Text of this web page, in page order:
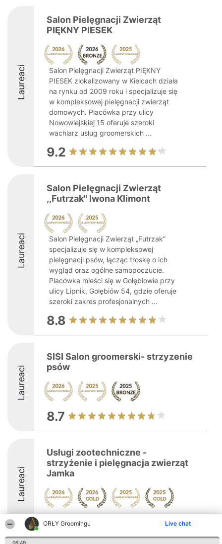
ORŁY Groomingu Live chat
06:49
Laureaci
Salon Pielęgnacji Zwierząt
PIĘKNY PIESEK
Salon Pielęgnacji Zwierząt PIĘKNY
PIESEK zlokalizowany w Kielcach działa
na rynku od 2009 roku i specjalizuje się
w kompleksowej pielęgnacji zwierząt
domowych. Placówka przy ulicy
Nowowiejskiej 15 oferuje szeroki
wachlarz usług groomerskich ...
9.2
Laureaci
Salon Pielęgnacji Zwierząt
,,Futrzak" Iwona Klimont
Salon Pielęgnacji Zwierząt „Futrzak”
specjalizuje się w kompleksowej
pielęgnacji psów, łącząc troskę o ich
wygląd oraz ogólne samopoczucie.
Placówka mieści się w Gołębiowie przy
ulicy Lipnik, Gołębiów 54, gdzie oferuje
szeroki zakres profesjonalnych ...
8.8
Laureaci
SISI Salon groomerski- strzyzenie
psów
8.7
Laureaci
Usługi zootechniczne -
strzyżenie i pielęgnacja zwierząt
Jamka
9.9